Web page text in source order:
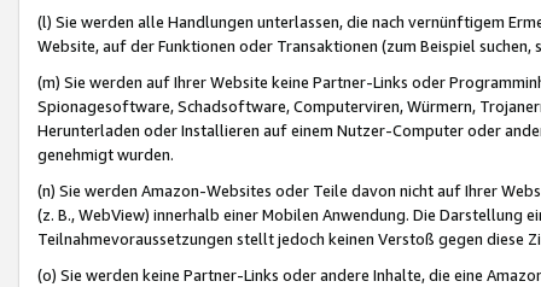
(l) Sie werden alle Handlungen unterlassen, die nach vernünftigem
Website, auf der Funktionen oder Transaktionen (zum Beispiel
(m) Sie werden auf Ihrer Website keine Partner-Links oder
Spionagesoftware, Schadsoftware, Computerviren, Würmern,
Herunterladen oder Installieren auf einem Nutzer-Computer oder
genehmigt wurden.
(n) Sie werden Amazon-Websites oder Teile davon nicht auf Ihrer
(z. B., WebView) innerhalb einer Mobilen Anwendung. Die Darstellung
Teilnahmevoraussetzungen stellt jedoch keinen Verstoß gegen diese
(o) Sie werden keine Partner-Links oder andere Inhalte, die eine